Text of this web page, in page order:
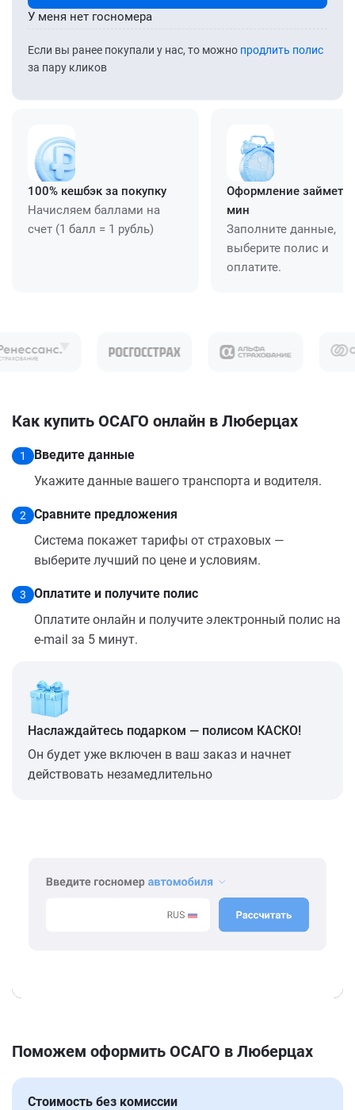
Если вы ранее покупали у нас, то можно продлить полис
за пару кликов
У меня нет госномера
100% кешбэк за покупку
Начисляем баллами на
счет (1 балл = 1 рубль)
Оформление займет
мин
Заполните данные,
выберите полис и
оплатите.
Как купить ОСАГО онлайн в Люберцах
1
Введите данные
Укажите данные вашего транспорта и водителя.
2
Сравните предложения
Система покажет тарифы от страховых —
выберите лучший по цене и условиям.
3
Оплатите и получите полис
Оплатите онлайн и получите электронный полис на
e-mail за 5 минут.
Наслаждайтесь подарком — полисом КАСКО!
Он будет уже включен в ваш заказ и начнет
действовать незамедлительно
Поможем оформить ОСАГО в Люберцах
Стоимость без комиссии